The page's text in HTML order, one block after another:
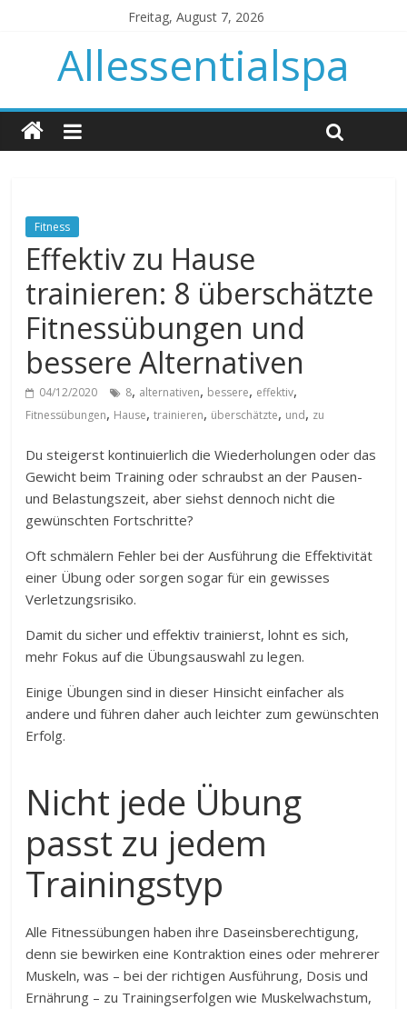
Freitag, August 7, 2026
Allessentialspa
Fitness
Effektiv zu Hause
trainieren: 8 überschätzte
Fitnessübungen und
bessere Alternativen
04/12/2020 8, alternativen, bessere, effektiv,
Fitnessübungen, Hause,trainieren, überschätzte, und, zu
Du steigerst kontinuierlich die Wiederholungen oder das
Gewicht beim Training oder schraubst an der Pausen-
und Belastungszeit, aber siehst dennoch nicht die
gewünschten Fortschritte?
Oft schmälern Fehler bei der Ausführung die Effektivität
einer Übung oder sorgen sogar für ein gewisses
Verletzungsrisiko.
Damit du sicher und effektiv trainierst, lohnt es sich,
mehr Fokus auf die Übungsauswahl zu legen.
Einige Übungen sind in dieser Hinsicht einfacher als
andere und führen daher auch leichter zum gewünschten
Erfolg.
Nicht jede Übung
passt zu jedem
Trainingstyp
Alle Fitnessübungen haben ihre Daseinsberechtigung,
denn sie bewirken eine Kontraktion eines oder mehrerer
Muskeln, was – bei der richtigen Ausführung, Dosis und
Ernährung – zu Trainingserfolgen wie Muskelwachstum,